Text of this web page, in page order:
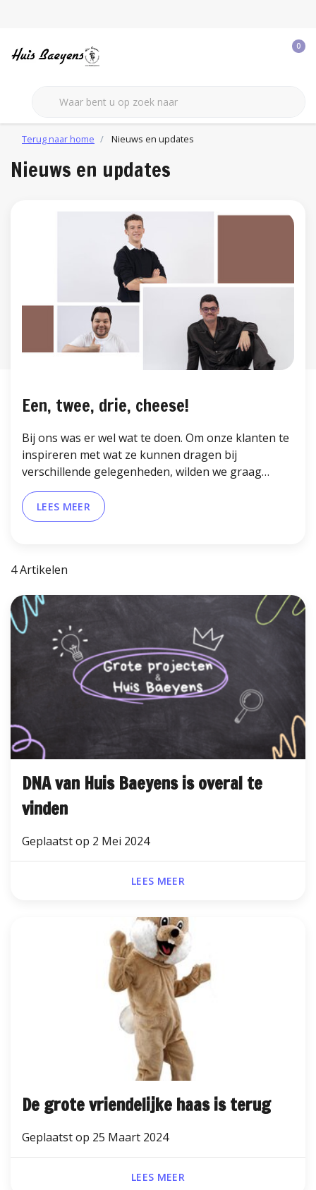
0
Terug naar home Nieuws en updates
Nieuws en updates
Een, twee, drie, cheese!
Bij ons was er wel wat te doen. Om onze klanten te
inspireren met wat ze kunnen dragen bij
verschillende gelegenheden, wilden we graag
visuele inspiratie bieden. Met passie en opperste
concentratie organiseerden we daarom een
succesvolle fotoshoot.
LEES MEER
4 Artikelen
DNA van Huis Baeyens is overal te
vinden
Geplaatst op 2 Mei 2024
LEES MEER
De grote vriendelijke haas is terug
Geplaatst op 25 Maart 2024
LEES MEER